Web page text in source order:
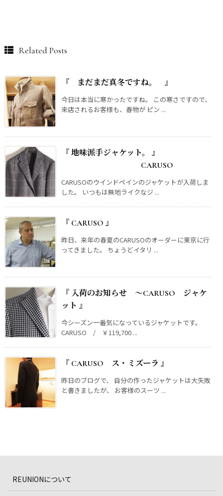
Related Posts
『 まだまだ真冬ですね。 』
今日は本当に寒かったですね。 この寒さですので、
来店されるお客様も、春物が ピン ...
『 地味派手ジャケット。 』
CARUSO
CARUSOのウインドペインのジャケットが入荷しま
した。 いつもは無地ライクなジ ...
『 CARUSO 』
昨日、来年の春夏のCARUSOのオーダーに東京に行
ってきました。 ちょうどイタリ ...
『 入荷のお知らせ ～CARUSO ジャケ
ット 』
今シーズン一番気になっているジャケットです。
CARUSO / ￥119,700 ...
『 CARUSO ス・ミズーラ 』
昨日のブログで、 自分の作ったジャケットは大失敗
と書きましたが、 お客様のスーツ ...
REUNIONについて